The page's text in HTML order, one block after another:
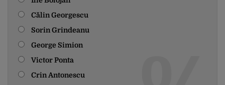
Călin Georgescu
Sorin Grindeanu
George Simion
Victor Ponta
Crin Antonescu